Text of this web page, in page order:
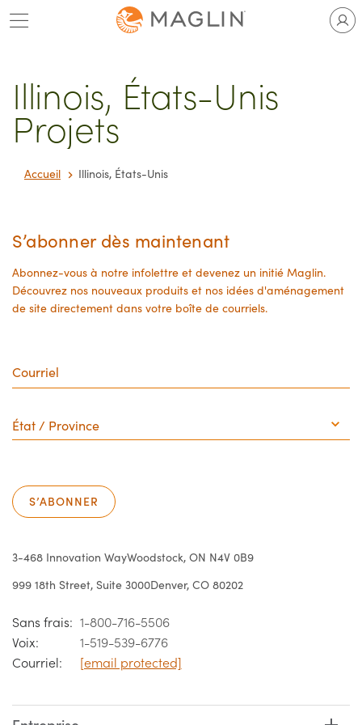
Passer
au
Illinois, États-Unis
Projets
Accueil Illinois, États-Unis
S’abonner dès maintenant
Abonnez-vous à notre infolettre et devenez un initié Maglin.
Découvrez nos nouveaux produits et nos idées d'aménagement
de site directement dans votre boîte de courriels.
/
Province
S’ABONNER
3-468 Innovation WayWoodstock, ON N4V 0B9
999 18th Street, Suite 3000Denver, CO 80202
Sans frais: 1-800-716-5506
Voix:
1-519-539-6776
Courriel:
[email protected]